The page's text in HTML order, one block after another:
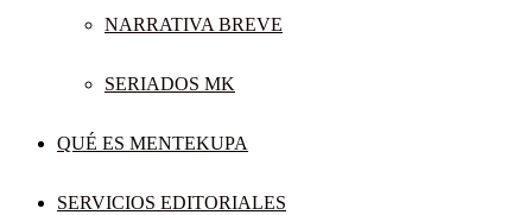
NARRATIVA BREVE
SERIADOS MK
QUÉ ES MENTEKUPA
SERVICIOS EDITORIALES